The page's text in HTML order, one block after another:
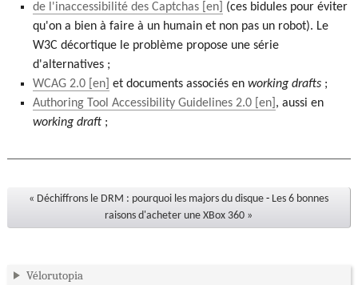
de l'inaccessibilité des Captchas
(ces bidules pour éviter
qu'on a bien à faire à un humain et non pas un robot). Le
W3C décortique le problème propose une série
d'alternatives ;
WCAG 2.0
et documents associés enworking drafts ;
Authoring Tool Accessibility Guidelines 2.0
, aussi en
working draft ;
« Déchiffrons le DRM : pourquoi les majors du disque - Les 6 bonnes
raisons d'acheter une XBox 360 »
Vélorutopia